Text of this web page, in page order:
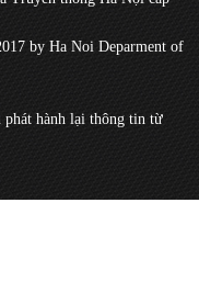
by Ha Noi Deparment of
hành lại thông tin từ